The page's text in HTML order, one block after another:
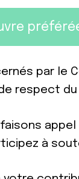
par le
respect
faisons
à